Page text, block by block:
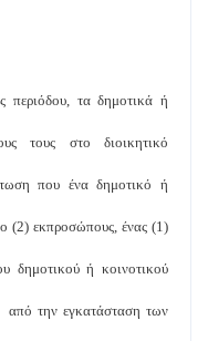
περιόδου, τα δημοτικά ή
τους στο διοικητικό
που ένα δημοτικό ή
(2) εκπροσώπους, ένας (1)
δημοτικού ή κοινοτικού
από την εγκατάσταση των